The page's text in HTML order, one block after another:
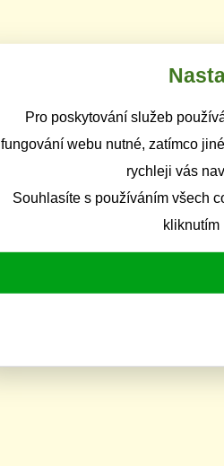
Pro poskytování služeb
fungování webu nutné, zatímco
rychleji vás
Souhlasíte s používáním všech
kliknutím